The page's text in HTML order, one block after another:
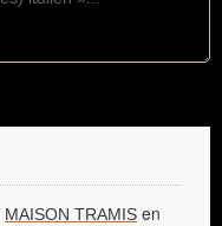
MAISON TRAMIS en